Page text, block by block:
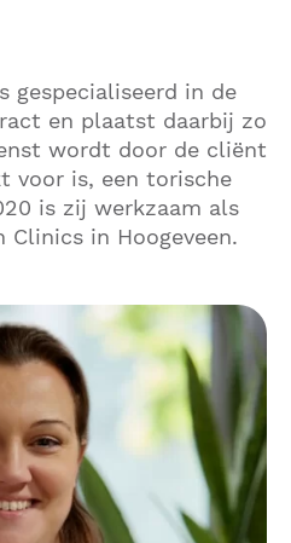
gespecialiseerd in de
en plaatst daarbij zo
wordt door de cliënt
voor is, een torische
is zij werkzaam als
Clinics in Hoogeveen.